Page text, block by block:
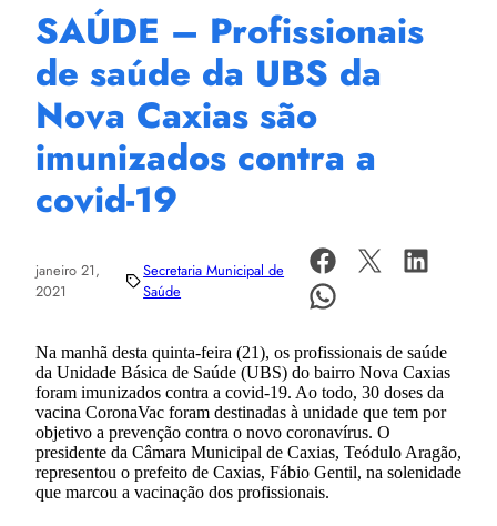
SAÚDE – Profissionais
de saúde da UBS da
Nova Caxias são
imunizados contra a
covid-19
janeiro 21,
2021
Secretaria Municipal de
Saúde
Na manhã desta quinta-feira (21), os profissionais de saúde
da Unidade Básica de Saúde (UBS) do bairro Nova Caxias
foram imunizados contra a covid-19. Ao todo, 30 doses da
vacina CoronaVac foram destinadas à unidade que tem por
objetivo a prevenção contra o novo coronavírus. O
presidente da Câmara Municipal de Caxias, Teódulo Aragão,
representou o prefeito de Caxias, Fábio Gentil, na solenidade
que marcou a vacinação dos profissionais.